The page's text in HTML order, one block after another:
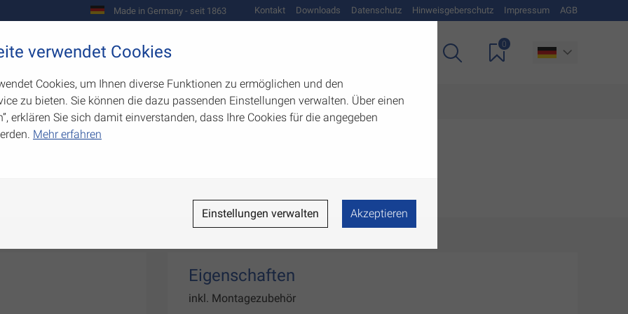
Made in Germany - seit 1863 Kontakt Downloads Datenschutz Hinweisgeberschutz Impressum AGB
Werkzeugbau
0
Eigenschaften
inkl. Montagezubehör
verwendet Cookies
Cookies, um Ihnen diverse Funktionen zu ermöglichen und den
zu bieten. Sie können die dazu passenden Einstellungen verwalten. Über einen
erklären Sie sich damit einverstanden, dass Ihre Cookies für die angegeben
Mehr erfahren
Einstellungen verwalten Akzeptieren